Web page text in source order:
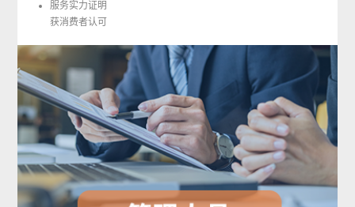
服务实力证明
获消费者认可